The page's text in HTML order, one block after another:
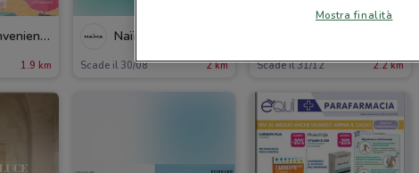
Mondo Convenienza
1.9 km
Naïma
Scade il 30/08 2 km Scade il 31/12 2.2 km
Mostra finalità